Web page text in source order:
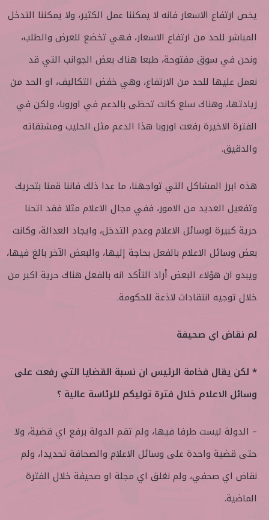
يخص ارتفاع الاسعار فانه لا يمكننا عمل الكثير، ولا يمكننا التدخل
المباشر للحد من ارتفاع الاسعار، فهي تخضع للعرض والطلب،
ونحن في سوق مفتوحة، طبعا هناك بعض الجوانب التي قد
نعمل عليها للحد من الارتفاع، وهي خفض التكاليف، او الحد من
زيادتها، وهناك سلع كانت تحظى بالدعم في اوروبا، ولكن في
الفترة الاخيرة رفعت اوروبا هذا الدعم مثل الحليب ومشتقاته
والدقيق.
هذه ابرز المشاكل التي تواجهنا، ما عدا ذلك فاننا قمنا بتحريك
وتفعيل العديد من الامور، ففي مجال الاعلام مثلا فقد اتحنا
حرية كبيرة لوسائل الاعلام وعدم التدخل، وايجاد العدالة، وكانت
بعض وسائل الاعلام بالفعل بحاجة إليها، والبعض الآخر بالغ فيها،
ويبدو ان هؤلاء البعض أراد التأكد انه بالفعل هناك حرية اكبر من
خلال توجيه انتقادات لاذعة للحكومة.
لم نقاض اي صحيفة
* لكن يقال فخامة الرئيس ان نسبة القضايا التي رفعت على
وسائل الاعلام خلال فترة توليكم للرئاسة عالية ؟
– الدولة ليست طرفا فيها، ولم تقم الدولة برفع اي قضية، ولا
حتى قضية واحدة على وسائل الاعلام والصحافة تحديدا، ولم
نقاض اي صحفي، ولم نغلق اي مجلة او صحيفة خلال الفترة
الماضية.